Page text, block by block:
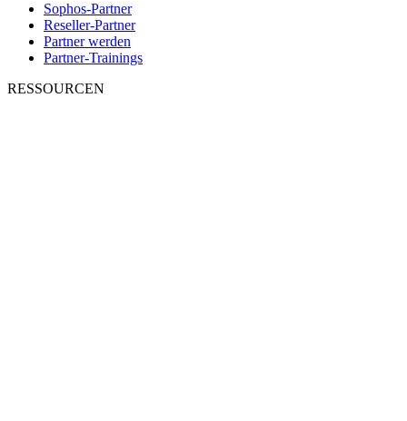
Sophos-Partner
Reseller-Partner
Partner werden
Partner-Trainings
RESSOURCEN